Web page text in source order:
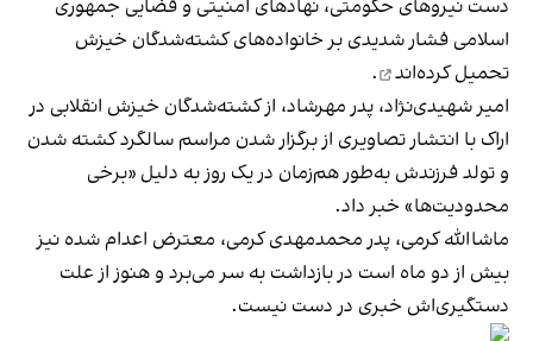
دست نیروهای حکومتی، نهادهای امنیتی و قضایی جمهوری
اسلامی فشار شدیدی بر خانواده‌های کشته‌شدگان خیزش
تحمیل کرده‌اند
.
امیر شهیدی‌نژاد، پدر مهرشاد، از کشته‌شدگان خیزش انقلابی در
اراک با انتشار تصاویری از برگزار شدن مراسم سالگرد کشته شدن
و تولد فرزندش به‌طور هم‌زمان در یک روز به دلیل «برخی
محدودیت‌ها» خبر داد.
ماشاالله کرمی، پدر محمدمهدی کرمی، معترض اعدام شده نیز
بیش از دو ماه است در بازداشت به سر می‌برد و هنوز از علت
دستگیری‌اش خبری در دست نیست.